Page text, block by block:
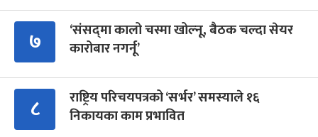
७
‘संसद्‍मा कालो चस्मा खोल्नू, बैठक चल्दा सेयर
कारोबार नगर्नू’
८
राष्ट्रिय परिचयपत्रको ‘सर्भर’ समस्याले १६
निकायका काम प्रभावित